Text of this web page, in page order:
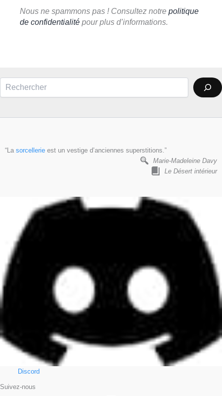
Nous ne spammons pas ! Consultez notre politique
de confidentialité pour plus d’informations.
“La sorcellerie est un vestige d’anciennes superstitions.”
Marie-Madeleine Davy
Le Désert intérieur
Discord
Suivez-nous